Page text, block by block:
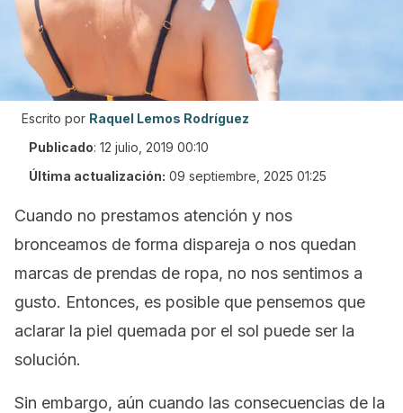
Escrito por Raquel Lemos Rodríguez
Publicado: 12 julio, 2019 00:10
Última actualización: 09 septiembre, 2025 01:25
Cuando no prestamos atención y nos
bronceamos de forma dispareja o nos quedan
marcas de prendas de ropa, no nos sentimos a
gusto. Entonces, es posible que pensemos que
aclarar la piel quemada por el sol puede ser la
solución.
Sin embargo, aún cuando las consecuencias de la